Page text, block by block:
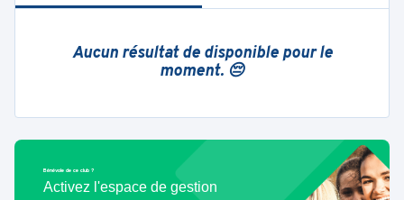
Aucun résultat de disponible pour le
moment. 😔
Bénévole de ce club ?
Activez l'espace de gestion